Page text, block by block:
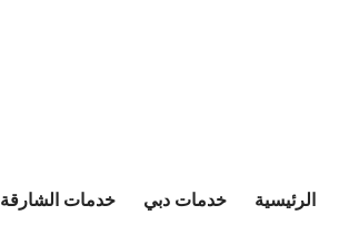
الرئيسية خدمات دبي خدمات الشارقة